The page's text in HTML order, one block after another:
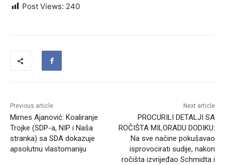
Post Views: 240
Previous article
Mirnes Ajanović: Koaliranje
Trojke (SDP-a, NIP i Naša
stranka) sa SDA dokazuje
apsolutnu vlastomaniju
Next article
PROCURILI DETALJI SA
ROČIŠTA MILORADU DODIKU:
Na sve načine pokušavao
isprovocirati sudije, nakon
ročišta izvrijeđao Schmidta i